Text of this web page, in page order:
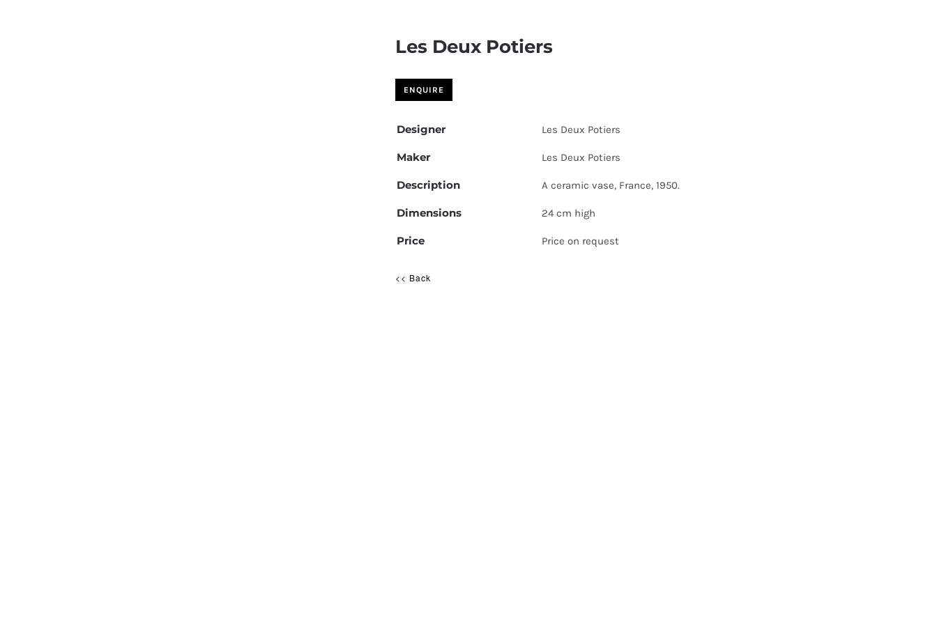
Les Deux Potiers
Designer Les Deux Potiers
Maker Les Deux Potiers
Description A ceramic vase, France, 1950.
Dimensions 24 cm high
Price Price on request
<< Back